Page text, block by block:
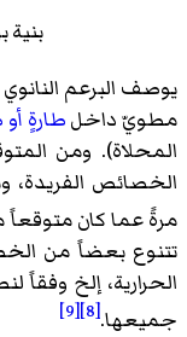
بنية
يوصف البرعم النانوي
مطويّ داخلطارةٍ
المحلاة). ومن
الخصائص الفريدة،
مرةً عما كان
تتنوع بعضاً من
الحرارية، إلخ وفقاً
جميعها.[8]
[9]